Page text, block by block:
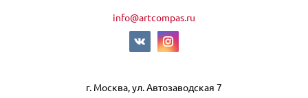
info@artcompas.ru
г. Москва, ул. Автозаводская 7